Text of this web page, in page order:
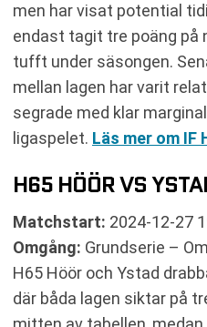
men har visat potential
endast tagit tre poäng på
tufft under säsongen.
mellan lagen har varit
segrade med klar
ligaspelet. Läs mer om IF
H65 HÖÖR VS
Matchstart: 2024-12-27
Omgång: Grundserie –
H65 Höör och Ystad
där båda lagen siktar på